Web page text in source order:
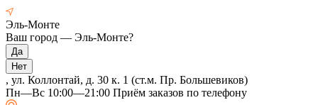
Эль-Монте
Ваш город — Эль-Монте?
, ул. Коллонтай, д. 30 к. 1 (ст.м. Пр. Большевиков)
Пн—Вс 10:00—21:00 Приём заказов по телефону